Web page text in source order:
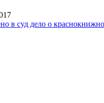
в суд дело о